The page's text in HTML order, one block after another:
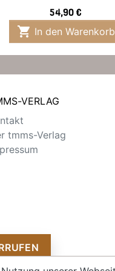
Preis
54,90 €
 In den Warenkorb
VERLAG
tmms-Verlag